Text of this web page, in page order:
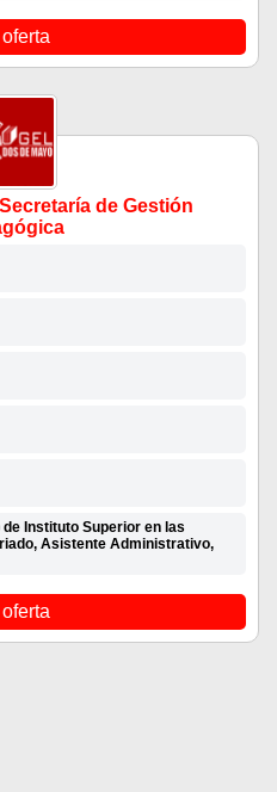
de Gestión
Instituto Superior en las
Asistente Administrativo,